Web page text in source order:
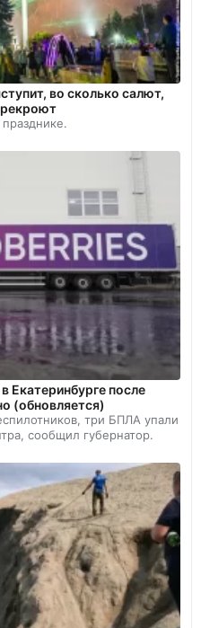
во сколько салют,
Екатеринбурге после
(обновляется)
три БПЛА упали
сообщил губернатор.